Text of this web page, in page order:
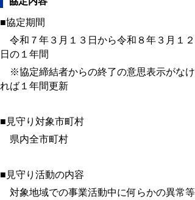
■協定期間
令和７年３月１３日から令和８年３月１２
日の１年間
※協定締結者からの終了の意思表示がなけ
れば１年間更新
■見守り対象市町村
県内全市町村
■見守り活動の内容
対象地域での事業活動中に何らかの異常等